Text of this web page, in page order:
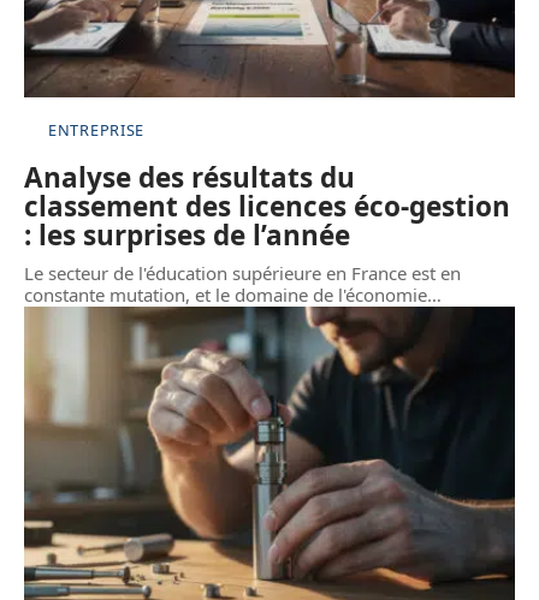
ENTREPRISE
Analyse des résultats du
classement des licences éco-gestion
: les surprises de l’année
Le secteur de l'éducation supérieure en France est en
constante mutation, et le domaine de l'économie…